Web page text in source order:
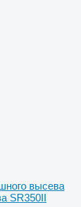
высева
SR350II